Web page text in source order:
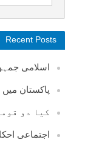
Recent Posts
اسلامی
پاکستان
کیا دو
اجتماعی